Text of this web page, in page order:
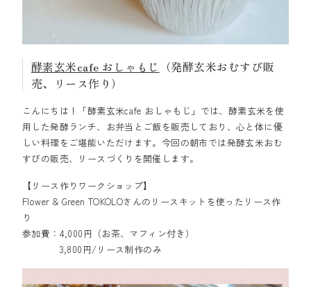
酵素玄米cafe おしゃもじ
（発酵玄米おむすび販
売、リース作り）
こんにちは！「酵素玄米cafe おしゃもじ」では、酵素玄米を使
用した発酵ランチ、お弁当とご飯を販売しており、心と体に優
しい料理をご堪能いただけます。今回の朝市では発酵玄米おむ
すびの販売、リースづくりを開催します。
【リース作りワークショップ】
Flower & Green TOKOLOさんのリースキットを使ったリース作
り
参加費：4,000円（お茶、マフィン付き）
3,800円/リース制作のみ